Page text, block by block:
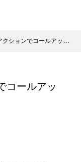
ションでコールアップ⤴︎
コールアッ